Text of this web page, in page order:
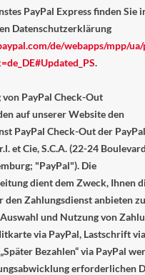
PayPal Express finden Sie
Datenschutzerklärung
de/webapps/mpp/
.
PayPal Check-Out
auf unserer Website den
PayPal Check-Out der PayPal
et Cie, S.C.A. (22-24
"PayPal"). Die
dient dem Zweck, Ihnen
den Zahlungsdienst anbieten zu
und Nutzung von
via PayPal, Lastschrift via
Bezahlen“ via PayPal
erforderlichen